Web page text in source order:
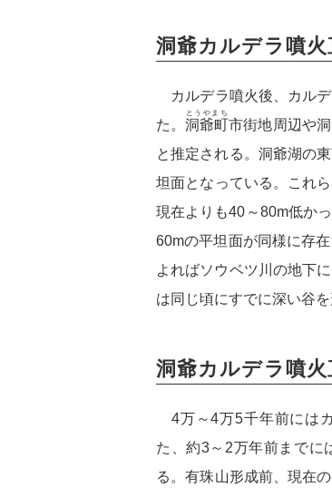
洞爺カルデラ噴
カルデラ噴火後、カル
た。 洞爺町
とうやまち
市街地周辺や
と推定される。洞爺湖の
坦面となっている。これ
現在よりも40～80m低か
60mの平坦面が同様に存
よればソウベツ川の地下
は同じ頃にすでに深い谷
洞爺カルデラ噴
4万～4万5千年前には
た、約3～2万年前までに
る。有珠山形成前、現在